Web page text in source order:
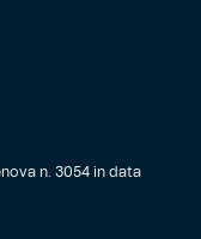
n. 3054 in data